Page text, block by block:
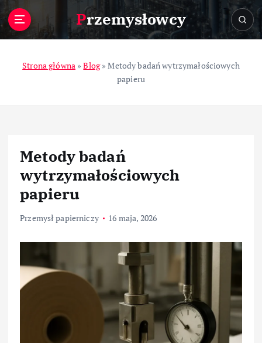
Przemysłowcy
Strona główna »Blog»Metody badań wytrzymałościowych
papieru
Metody badań
wytrzymałościowych
papieru
Przemysł papierniczy 16 maja, 2026